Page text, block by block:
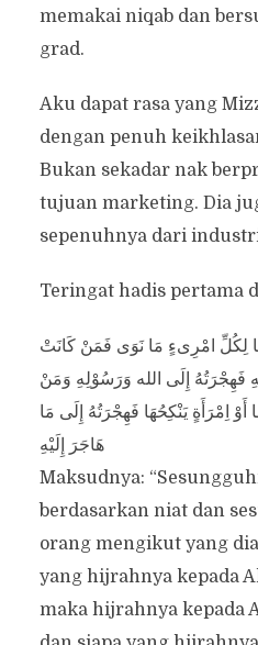
memakai niqab dan
grad.
Aku dapat rasa yang
dengan penuh
Bukan sekadar nak
tujuan marketing. Dia
sepenuhnya dari
Teringat hadis pertama
فَهِجْرَتُهُ إِلَى الله وَرَسُوْلِهِ وَمَنْ
أَوْ اِمْرَأَةٍ يَنْكِحُهَا فَهِجْرَتُهُ إِلَى مَا
هَاجَرَ إِلَيْهِ
Maksudnya:
berdasarkan niat dan
orang mengikut yang
yang hijrahnya kepada
maka hijrahnya kepada